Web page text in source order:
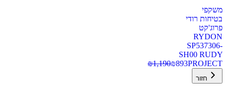
משקפי
בטיחות רודי
פרוג'קט
RYDON
SP537306-
SH00 RUDY
PROJECT
₪893
₪1,190
חזור